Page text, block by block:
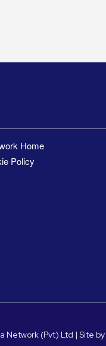
Home
Policy
Network (Pvt) Ltd | Site by